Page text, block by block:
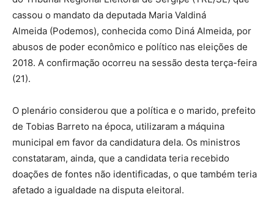
cassou o mandato da deputada Maria Valdiná
Almeida (Podemos), conhecida como Diná Almeida, por
abusos de poder econômico e político nas eleições de
2018. A confirmação ocorreu na sessão desta terça-feira
(21).
O plenário considerou que a política e o marido, prefeito
de Tobias Barreto na época, utilizaram a máquina
municipal em favor da candidatura dela. Os ministros
constataram, ainda, que a candidata teria recebido
doações de fontes não identificadas, o que também teria
afetado a igualdade na disputa eleitoral.